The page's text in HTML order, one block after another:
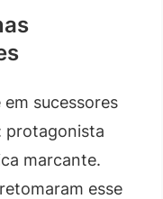
sucessores
protagonista
marcante.
esse